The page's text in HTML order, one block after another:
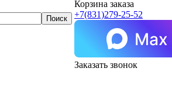
Корзина заказа
+7(831)279-25-52
Заказать звонок